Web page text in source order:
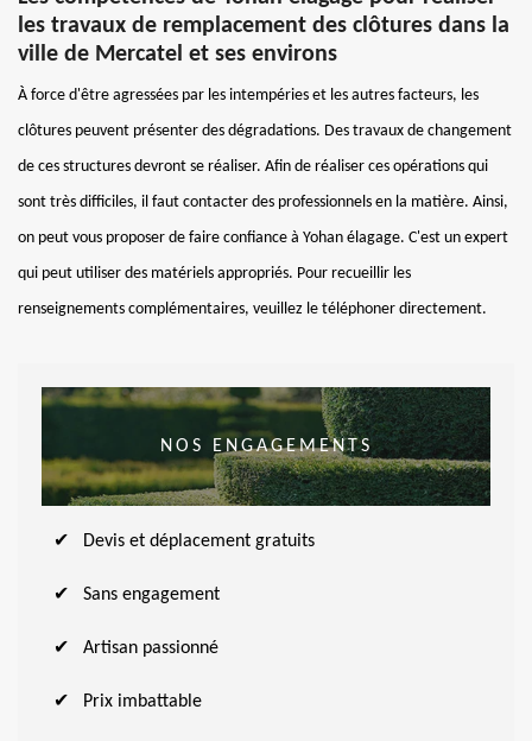
les travaux de remplacement des clôtures dans la
ville de Mercatel et ses environs
À force d'être agressées par les intempéries et les autres facteurs, les
clôtures peuvent présenter des dégradations. Des travaux de changement
de ces structures devront se réaliser. Afin de réaliser ces opérations qui
sont très difficiles, il faut contacter des professionnels en la matière. Ainsi,
on peut vous proposer de faire confiance à Yohan élagage. C'est un expert
qui peut utiliser des matériels appropriés. Pour recueillir les
renseignements complémentaires, veuillez le téléphoner directement.
NOS ENGAGEMENTS
Devis et déplacement gratuits
Sans engagement
Artisan passionné
Prix imbattable